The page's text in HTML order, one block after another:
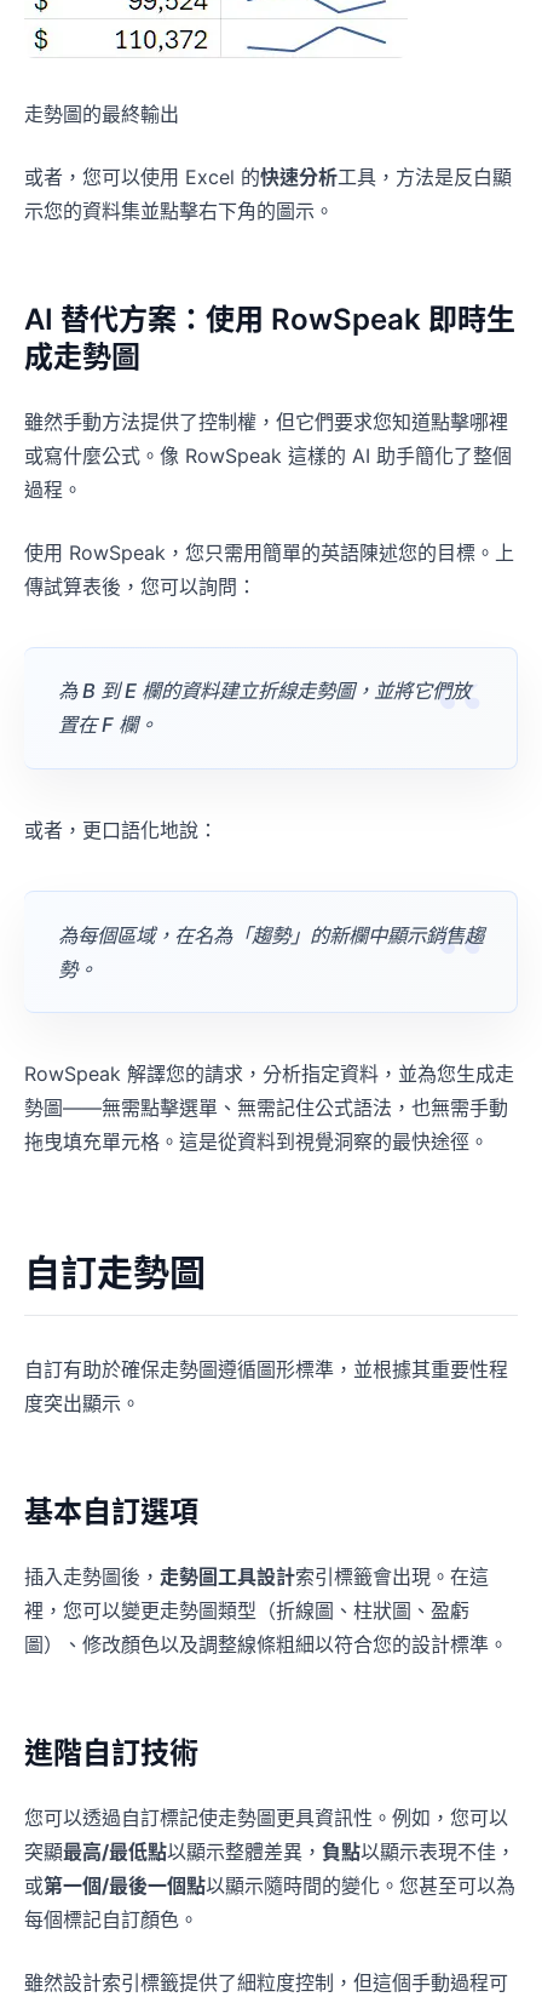
走勢圖的最終輸出
或者，您可以使用 Excel 的快速分析工具，方法是反白顯
示您的資料集並點擊右下角的圖示。
AI 替代方案：使用 RowSpeak 即時生
成走勢圖
雖然手動方法提供了控制權，但它們要求您知道點擊哪裡
或寫什麼公式。像 RowSpeak 這樣的 AI 助手簡化了整個
過程。
使用 RowSpeak，您只需用簡單的英語陳述您的目標。上
傳試算表後，您可以詢問：
為 B 到 E 欄的資料建立折線走勢圖，並將它們放
置在 F 欄。
或者，更口語化地說：
為每個區域，在名為「趨勢」的新欄中顯示銷售趨
勢。
RowSpeak 解譯您的請求，分析指定資料，並為您生成走
勢圖——無需點擊選單、無需記住公式語法，也無需手動
拖曳填充單元格。這是從資料到視覺洞察的最快途徑。
自訂走勢圖
自訂有助於確保走勢圖遵循圖形標準，並根據其重要性程
度突出顯示。
基本自訂選項
插入走勢圖後， 走勢圖工具設計索引標籤會出現。在這
裡，您可以變更走勢圖類型（折線圖、柱狀圖、盈虧
圖）、修改顏色以及調整線條粗細以符合您的設計標準。
進階自訂技術
您可以透過自訂標記使走勢圖更具資訊性。例如，您可以
突顯最高/最低點以顯示整體差異， 負點以顯示表現不佳，
或第一個/最後一個點以顯示隨時間的變化。您甚至可以為
每個標記自訂顏色。
雖然設計索引標籤提供了細粒度控制，但這個手動過程可
上傳試算表，用自然語言說明需求。RowSpeak 可
去撰寫公式和重複操作。
✨ 免費分析我的試算表✨